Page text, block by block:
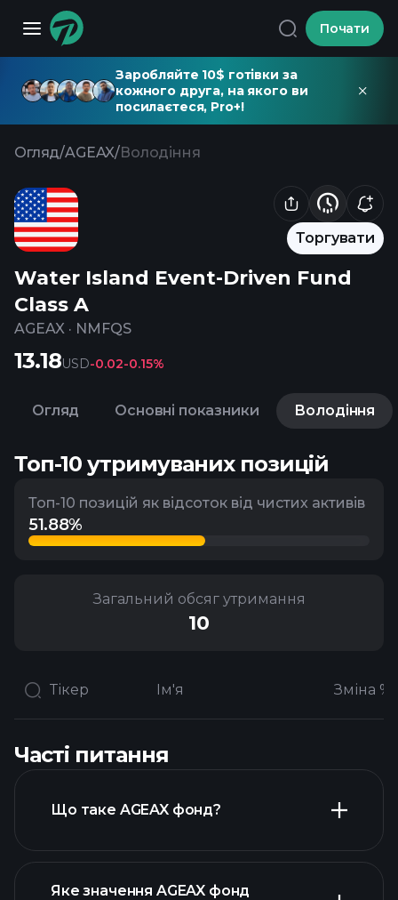
Почати
Заробляйте 10$ готівки за
кожного друга, на якого ви
посилаєтеся, Pro+!
Огляд/AGEAX/Володіння
Торгувати
Water Island Event-Driven Fund
Class A
AGEAX · NMFQS
13.18USD-0.02-0.15%
Огляд Основні показники Володіння
Топ-10 утримуваних позицій
Топ-10 позицій як відсоток від чистих активів
51.88%
Загальний обсяг утримання
10
Тікер Ім'я
Часті питання
Що таке AGEAX фонд?
Яке значення AGEAX фонд